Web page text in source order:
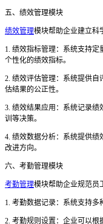
五、绩效管理模块
绩效管理模块帮助企业建立科
1. 绩效指标管理：系统支持
个性化的绩效指标。
2. 绩效评估管理：系统提供
估结果的公正性。
3. 绩效结果应用：系统记录
训等决策。
4. 绩效数据分析：系统提供绩
改进方向。
六、考勤管理模块
考勤管理模块帮助企业规范员
1. 考勤数据记录：系统支持多
2. 考勤规则设置：企业可以根